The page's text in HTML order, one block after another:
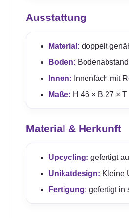
Ausstattung
Material: doppelt
Boden:
Innen: Innenfach mit
Maße: H 46 × B 27 × T
Material & Herkunft
Upcycling: gefertigt
Unikatdesign: Kleine
Fertigung: gefertigt in